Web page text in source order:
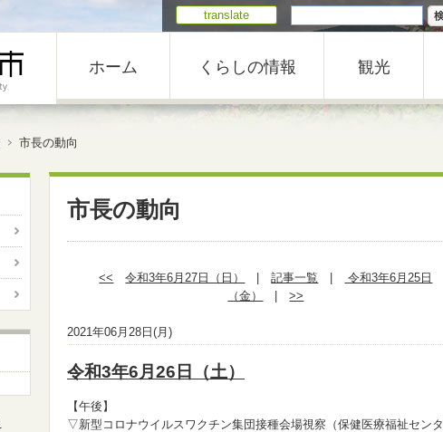
translate
ホーム くらしの情報 観光
市長の動向
市長の動向
<< 令和3年6月27日（日） |記事一覧
令和3年6月25日
（金）
|>>
2021年06月28日(月)
令和3年6月26日（土）
【午後】
▽新型コロナウイルスワクチン集団接種会場視察（保健医療福祉センタ